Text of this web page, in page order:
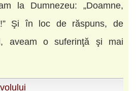
la Dumnezeu: „Doamne,
Şi în loc de răspuns, de
aveam o suferinţă şi mai